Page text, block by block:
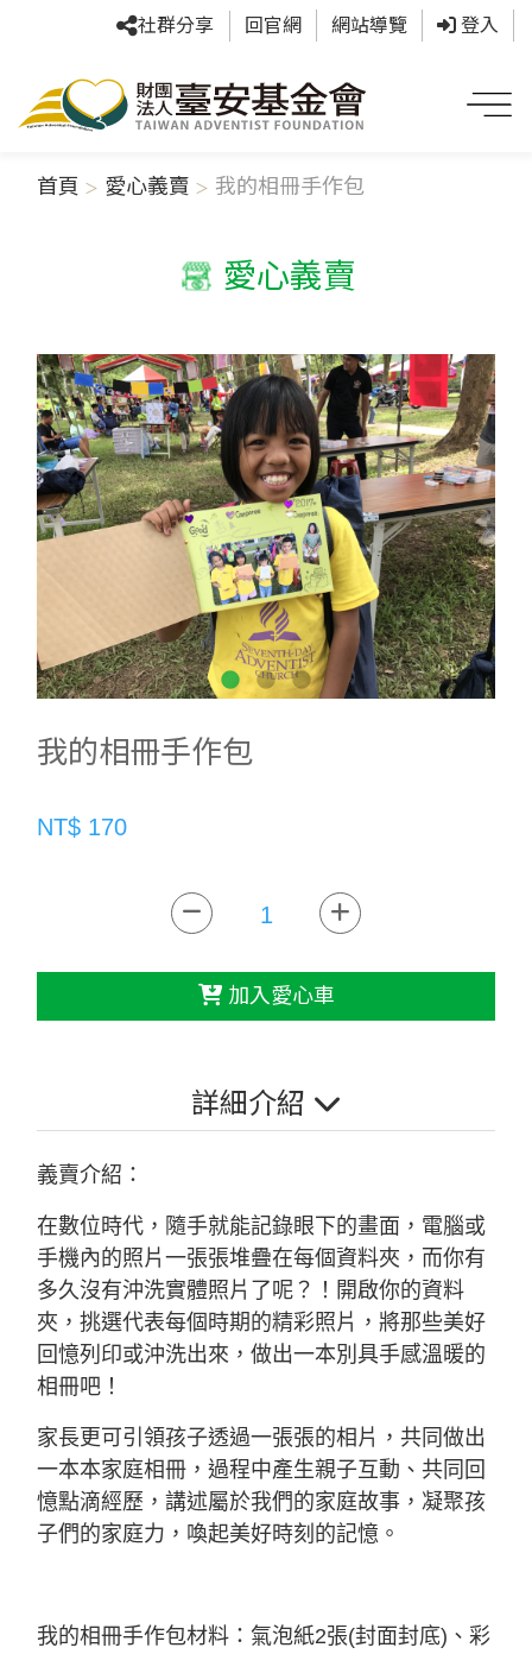
社群分享 回官網 網站導覽 登入
首頁 愛心義賣 我的相冊手作包
愛心義賣
我的相冊手作包
NT$ 170
加入愛心車
詳細介紹
義賣介紹：
在數位時代，隨手就能記錄眼下的畫面，電腦或
手機內的照片一張張堆疊在每個資料夾，而你有
多久沒有沖洗實體照片了呢？！開啟你的資料
夾，挑選代表每個時期的精彩照片，將那些美好
回憶列印或沖洗出來，做出一本別具手感溫暖的
相冊吧！
家長更可引領孩子透過一張張的相片，共同做出
一本本家庭相冊，過程中產生親子互動、共同回
憶點滴經歷，講述屬於我們的家庭故事，凝聚孩
子們的家庭力，喚起美好時刻的記憶。
我的相冊手作包材料：氣泡紙2張(封面封底)、彩